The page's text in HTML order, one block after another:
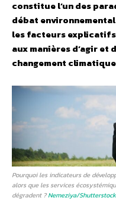
constitue l’un des
débat
les facteurs
aux manières d’agir et
changement
Pourquoi les indicateurs de
alors que les services
dégradent ?Nemeziya/Shutterstock